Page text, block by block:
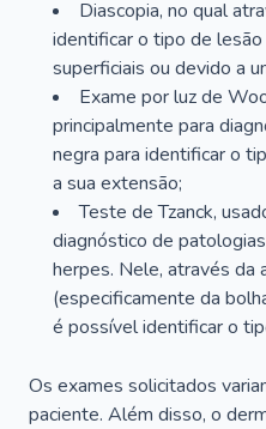
Diascopia, no qual
identificar o tipo de
superficiais ou devido a
Exame por luz de
principalmente para
negra para identificar o
a sua extensão;
Teste de Tzanck,
diagnóstico de
herpes. Nele, através da
(especificamente da
é possível identificar o
Os exames solicitados
paciente. Além disso, o